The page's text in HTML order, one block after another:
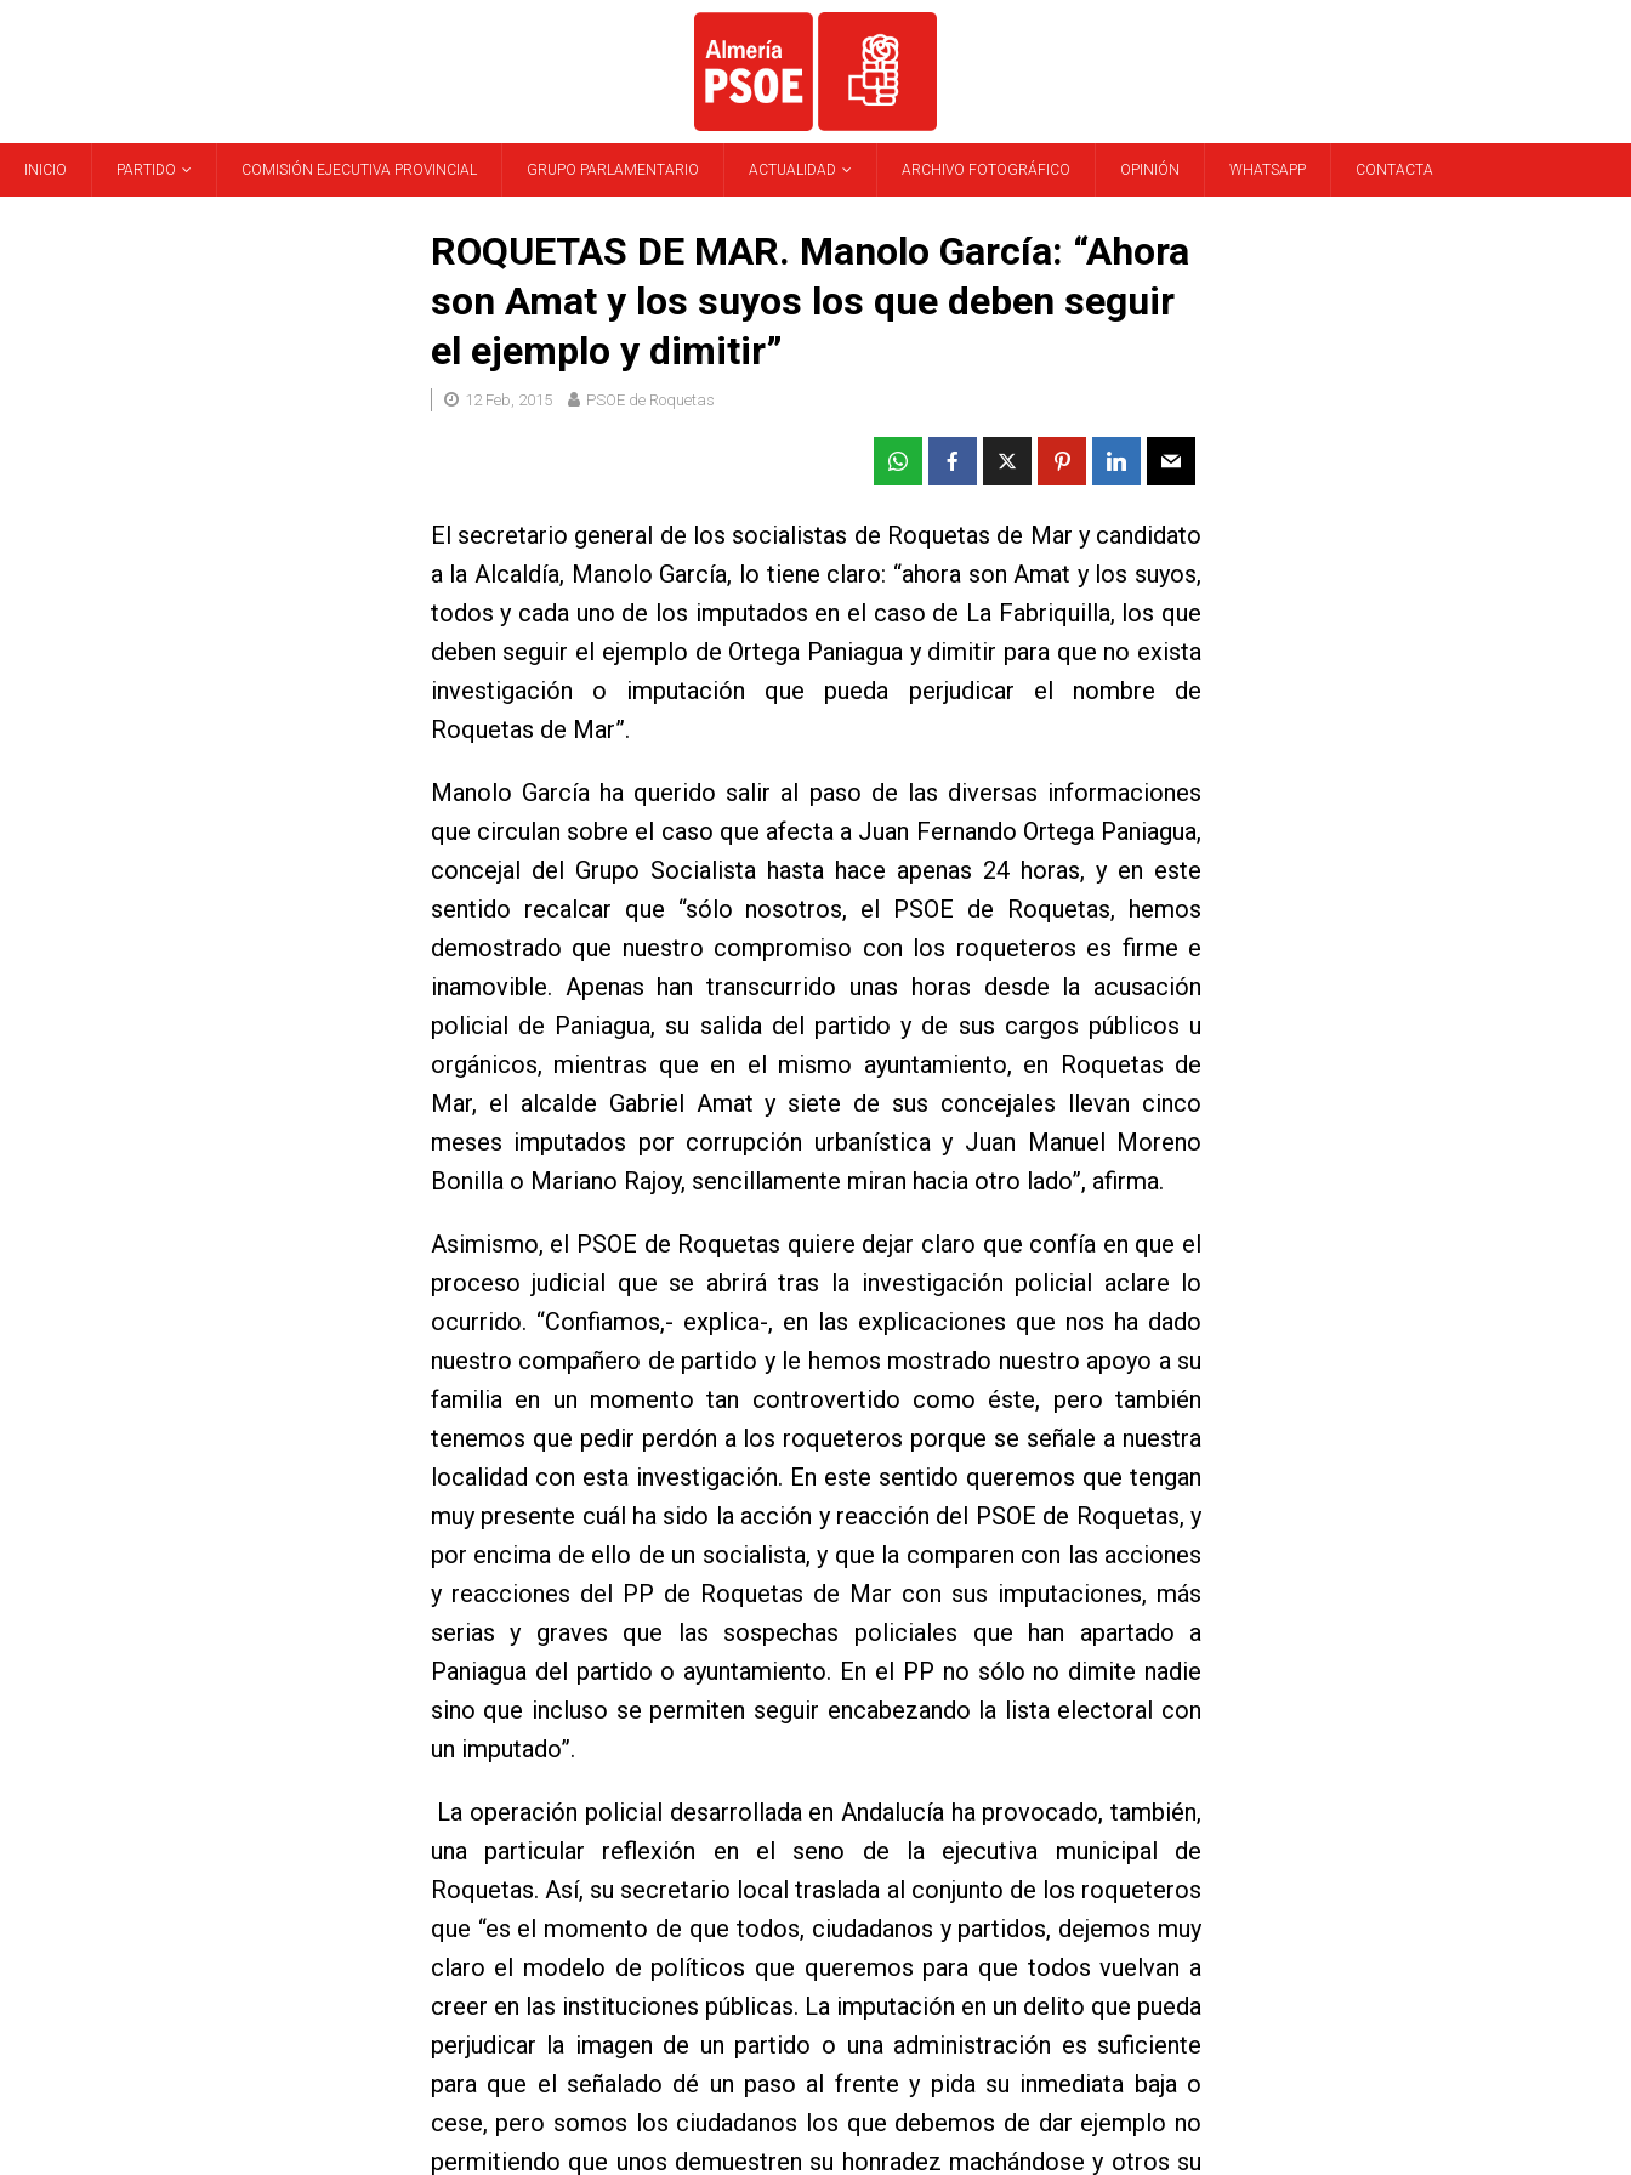
INICIO PARTIDO COMISIÓN EJECUTIVA PROVINCIAL GRUPO PARLAMENTARIO ACTUALIDAD ARCHIVO FOTOGRÁFICO OPINIÓN WHATSAPP CONTACTA
ROQUETAS DE MAR. Manolo García: “Ahora
son Amat y los suyos los que deben seguir
el ejemplo y dimitir”
12 Feb, 2015 PSOE de Roquetas
El secretario general de los socialistas de Roquetas de Mar y candidato
a la Alcaldía, Manolo García, lo tiene claro: “ahora son Amat y los suyos,
todos y cada uno de los imputados en el caso de La Fabriquilla, los que
deben seguir el ejemplo de Ortega Paniagua y dimitir para que no exista
investigación o imputación que pueda perjudicar el nombre de
Roquetas de Mar”.
Manolo García ha querido salir al paso de las diversas informaciones
que circulan sobre el caso que afecta a Juan Fernando Ortega Paniagua,
concejal del Grupo Socialista hasta hace apenas 24 horas, y en este
sentido recalcar que “sólo nosotros, el PSOE de Roquetas, hemos
demostrado que nuestro compromiso con los roqueteros es firme e
inamovible. Apenas han transcurrido unas horas desde la acusación
policial de Paniagua, su salida del partido y de sus cargos públicos u
orgánicos, mientras que en el mismo ayuntamiento, en Roquetas de
Mar, el alcalde Gabriel Amat y siete de sus concejales llevan cinco
meses imputados por corrupción urbanística y Juan Manuel Moreno
Bonilla o Mariano Rajoy, sencillamente miran hacia otro lado”, afirma.
Asimismo, el PSOE de Roquetas quiere dejar claro que confía en que el
proceso judicial que se abrirá tras la investigación policial aclare lo
ocurrido. “Confiamos,- explica-, en las explicaciones que nos ha dado
nuestro compañero de partido y le hemos mostrado nuestro apoyo a su
familia en un momento tan controvertido como éste, pero también
tenemos que pedir perdón a los roqueteros porque se señale a nuestra
localidad con esta investigación. En este sentido queremos que tengan
muy presente cuál ha sido la acción y reacción del PSOE de Roquetas, y
por encima de ello de un socialista, y que la comparen con las acciones
y reacciones del PP de Roquetas de Mar con sus imputaciones, más
serias y graves que las sospechas policiales que han apartado a
Paniagua del partido o ayuntamiento. En el PP no sólo no dimite nadie
sino que incluso se permiten seguir encabezando la lista electoral con
un imputado”.
La operación policial desarrollada en Andalucía ha provocado, también,
una particular reflexión en el seno de la ejecutiva municipal de
Roquetas. Así, su secretario local traslada al conjunto de los roqueteros
que “es el momento de que todos, ciudadanos y partidos, dejemos muy
claro el modelo de políticos que queremos para que todos vuelvan a
creer en las instituciones públicas. La imputación en un delito que pueda
perjudicar la imagen de un partido o una administración es suficiente
para que el señalado dé un paso al frente y pida su inmediata baja o
cese, pero somos los ciudadanos los que debemos de dar ejemplo no
permitiendo que unos demuestren su honradez machándose y otros su